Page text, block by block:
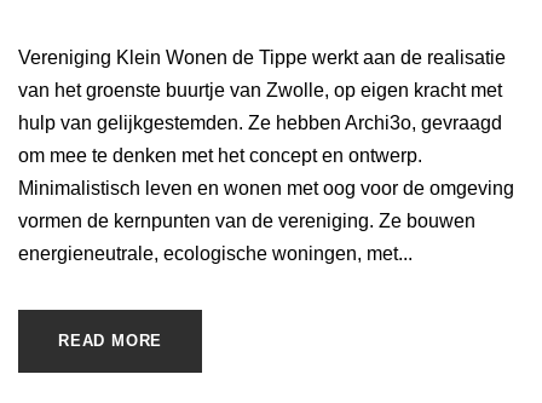
Vereniging Klein Wonen de Tippe werkt aan de realisatie
van het groenste buurtje van Zwolle, op eigen kracht met
hulp van gelijkgestemden. Ze hebben Archi3o, gevraagd
om mee te denken met het concept en ontwerp.
Minimalistisch leven en wonen met oog voor de omgeving
vormen de kernpunten van de vereniging. Ze bouwen
energieneutrale, ecologische woningen, met...
READ MORE